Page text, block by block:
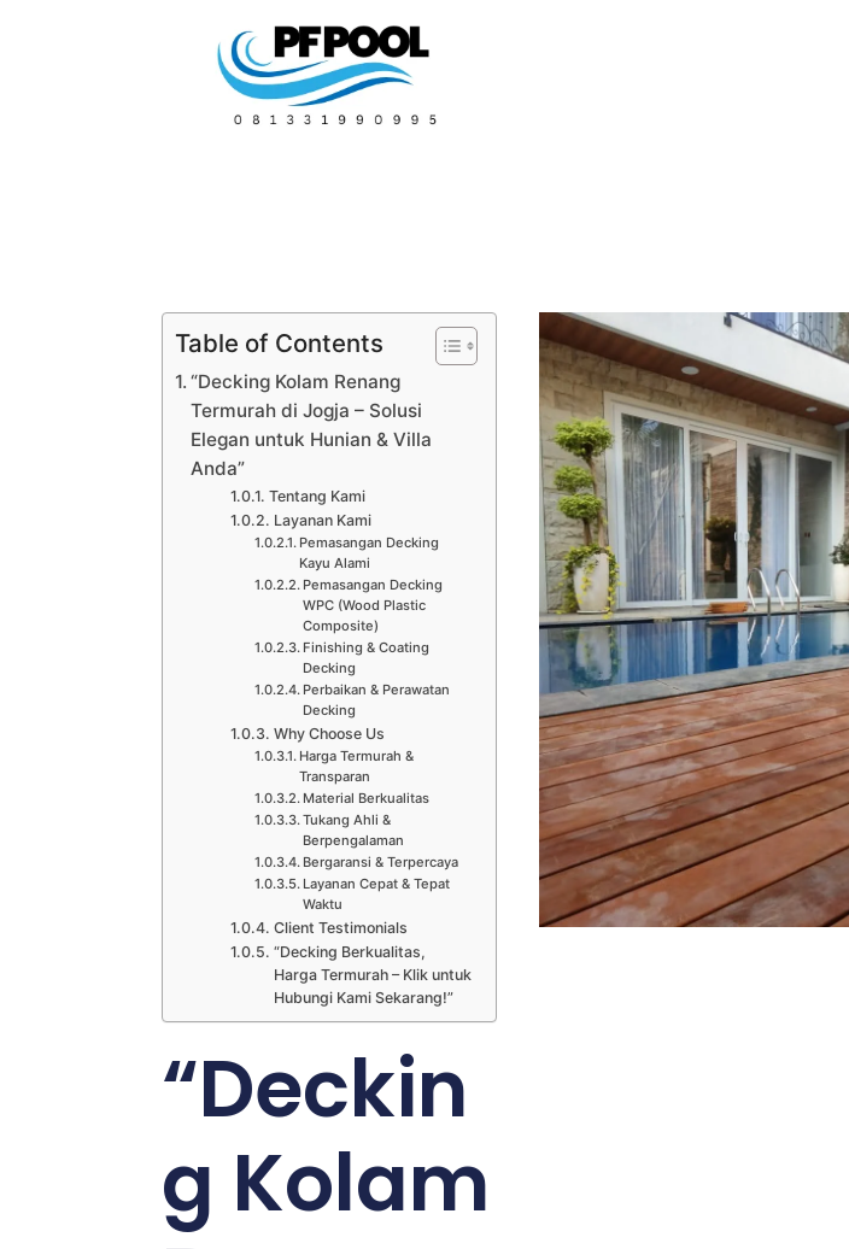
Table of Contents
“Decking Kolam Renang
Termurah di Jogja – Solusi
Elegan untuk Hunian & Villa
Anda”
Tentang Kami
Layanan Kami
Pemasangan Decking
Kayu Alami
Pemasangan Decking
WPC (Wood Plastic
Composite)
Finishing & Coating
Decking
Perbaikan & Perawatan
Decking
Why Choose Us
Harga Termurah &
Transparan
Material Berkualitas
Tukang Ahli &
Berpengalaman
Bergaransi & Terpercaya
Layanan Cepat & Tepat
Waktu
Client Testimonials
“Decking Berkualitas,
Harga Termurah – Klik untuk
Hubungi Kami Sekarang!”
“Deckin
g Kolam